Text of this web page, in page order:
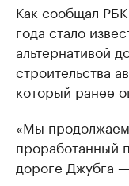
Как сообщал
года стало
альтернативой
строительства
который ранее
«Мы продолжаем
проработанный
дороге Джубга